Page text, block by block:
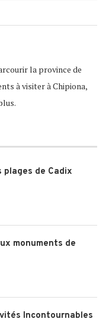
la province de
à visiter à Chipiona,
plages de Cadix
monuments de
Incontournables